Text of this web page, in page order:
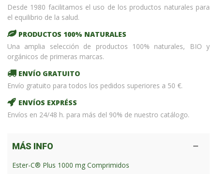
Desde 1980 facilitamos el uso de los productos naturales para
el equilibrio de la salud.
PRODUCTOS 100% NATURALES
Una amplia selección de productos 100% naturales, BIO y
orgánicos de primeras marcas.
ENVÍO GRATUITO
Envío gratuito para todos los pedidos superiores a 50 €.
ENVÍOS EXPRÉSS
Envíos en 24/48 h. para más del 90% de nuestro catálogo.
MÁS INFO
Ester-C® Plus 1000 mg Comprimidos